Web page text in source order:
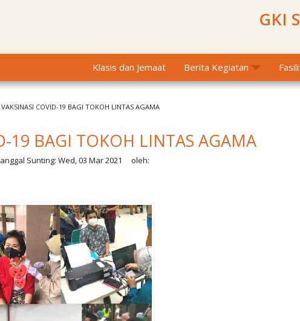
GKI
Klasis dan Jemaat Berita Kegiatan
VAKSINASI COVID-19 BAGI TOKOH LINTAS AGAMA
19 BAGI TOKOH LINTAS AGAMA
Sunting: Wed, 03 Mar 2021 oleh: